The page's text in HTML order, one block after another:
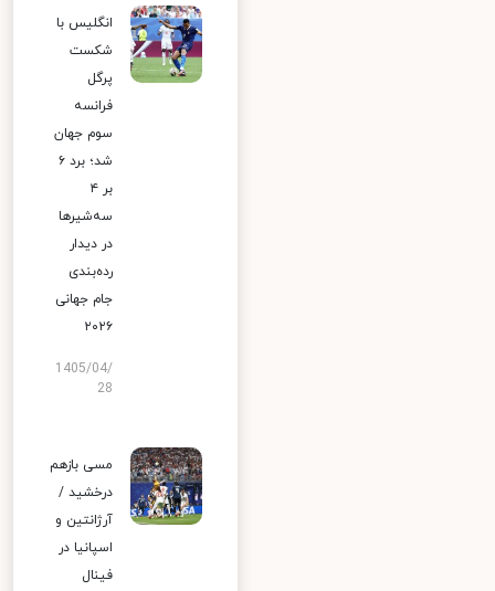
انگلیس با
شکست
پرگل
فرانسه
سوم جهان
شد؛ برد ۶
بر ۴
سه‌شیرها
در دیدار
رده‌بندی
جام جهانی
۲۰۲۶
1405/04/
28
مسی بازهم
درخشید /
آرژانتین و
اسپانیا در
فینال